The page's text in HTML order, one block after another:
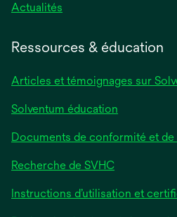
Actualités
Ressources & éducation
Articles et témoignages sur
Solventum éducation
Documents de conformité et
Recherche de SVHC
Instructions d’utilisation et